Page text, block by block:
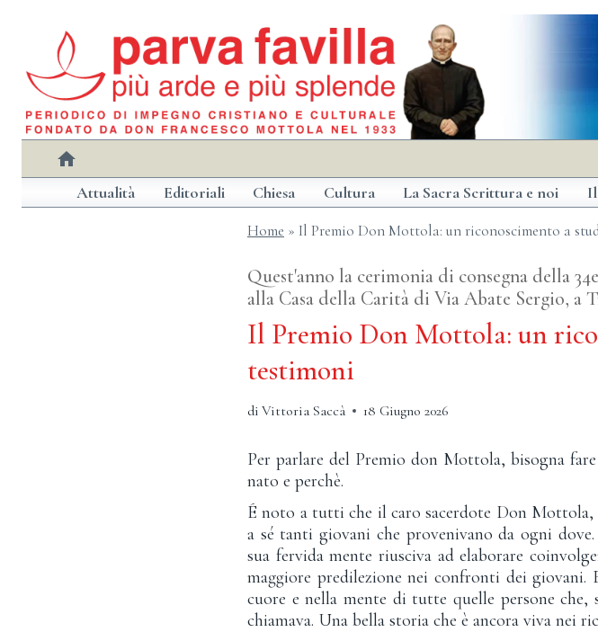
contenuto
home
Attualità Editoriali Chiesa Cultura La Sacra Scrittura e noi
Home » Il Premio Don Mottola: un riconoscimento a
Quest'anno la cerimonia di consegna della
alla Casa della Carità di Via Abate Sergio, a
Il Premio Don Mottola: un
testimoni
di Vittoria Saccà 18 Giugno 2026
Per parlare del Premio don Mottola, bisogna
nato e perchè.
É noto a tutti che il caro sacerdote Don
a sé tanti giovani che provenivano da ogni
sua fervida mente riusciva ad elaborare
maggiore predilezione nei confronti dei
cuore e nella mente di tutte quelle persone
chiamava. Una bella storia che è ancora viva nei